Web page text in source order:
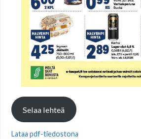
Selaa lehteä
Lataa pdf-tiedostona